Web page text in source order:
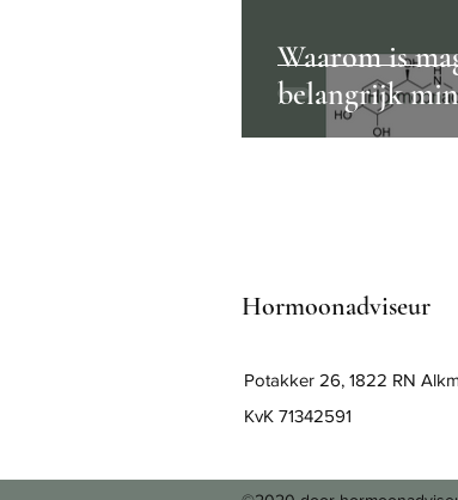
Waarom is
belangrijk
Hormoonadviseur
Potakker 26, 1822 RN
KvK 71342591